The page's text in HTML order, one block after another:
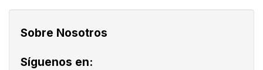
Sobre Nosotros
Síguenos en: